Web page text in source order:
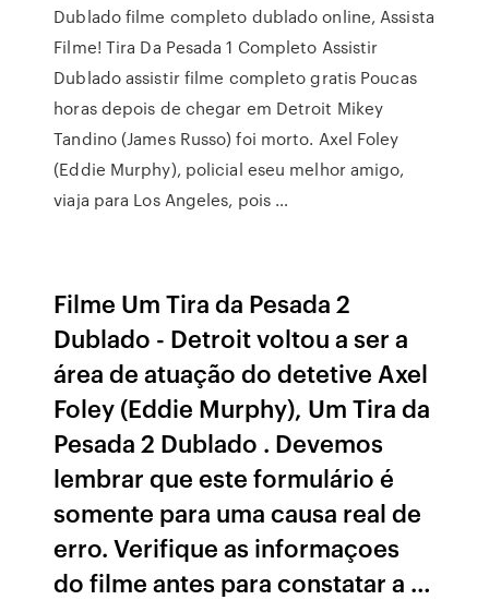
Dublado filme completo dublado online, Assista
Filme! Tira Da Pesada 1 Completo Assistir
Dublado assistir filme completo gratis Poucas
horas depois de chegar em Detroit Mikey
Tandino (James Russo) foi morto. Axel Foley
(Eddie Murphy), policial eseu melhor amigo,
viaja para Los Angeles, pois …
Filme Um Tira da Pesada 2
Dublado - Detroit voltou a ser a
área de atuação do detetive Axel
Foley (Eddie Murphy), Um Tira da
Pesada 2 Dublado . Devemos
lembrar que este formulário é
somente para uma causa real de
erro. Verifique as informaçoes
do filme antes para constatar a …